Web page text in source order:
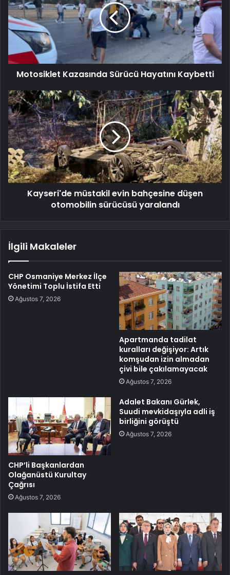
Motosiklet Kazasında Sürücü Hayatını Kaybetti
Kayseri'de müstakil evin bahçesine düşen
otomobilin sürücüsü yaralandı
İlgili Makaleler
CHP Osmaniye Merkez İlçe
Yönetimi Toplu İstifa Etti
Ağustos 7, 2026
Apartmanda tadilat
kuralları değişiyor: Artık
komşudan izin almadan
çivi bile çakılamayacak
Ağustos 7, 2026
CHP’li Başkanlardan
Olağanüstü Kurultay
Çağrısı
Ağustos 7, 2026
Adalet Bakanı Gürlek,
Suudi mevkidaşıyla adli iş
birliğini görüştü
Ağustos 7, 2026